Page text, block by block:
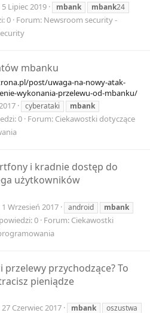
5 Lipiec 2019 mbank mbank24
0 Forum: Newsroom security -
mbanku
post/uwaga-na-nowy-atak-
wykonania-przelewu-od-mbanku/
cyberataki
mbank
0 Forum: Ciekawostki dotyczące
i kradnie dostęp do
użytkowników
1 Wrzesień 2017 android
mbank
0 Forum: Ciekawostki
przelewy przychodzące? To
pieniądze
27 Czerwiec 2017 mbank oszustwa